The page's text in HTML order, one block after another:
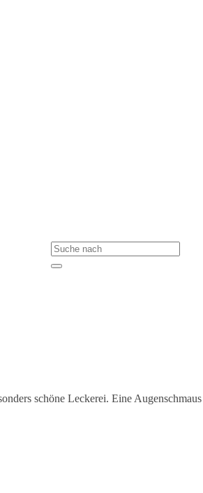
schöne Leckerei. Eine